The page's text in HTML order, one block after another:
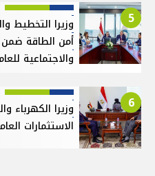
5
وزيرا التخطيط
أمن الطاقة ضمن
والاجتماعية للعام
6
وزيرا الكهرباء
الاستثمارات